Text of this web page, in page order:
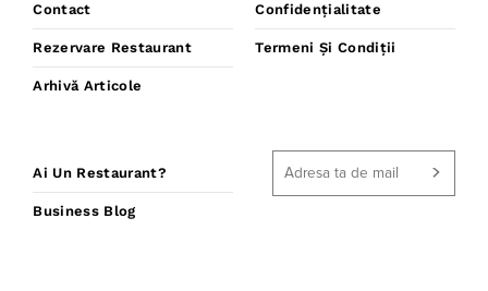
Contact
Rezervare Restaurant
Arhivă Articole
Confidențialitate
Termeni Și Condiții
Ai Un Restaurant?
Business Blog